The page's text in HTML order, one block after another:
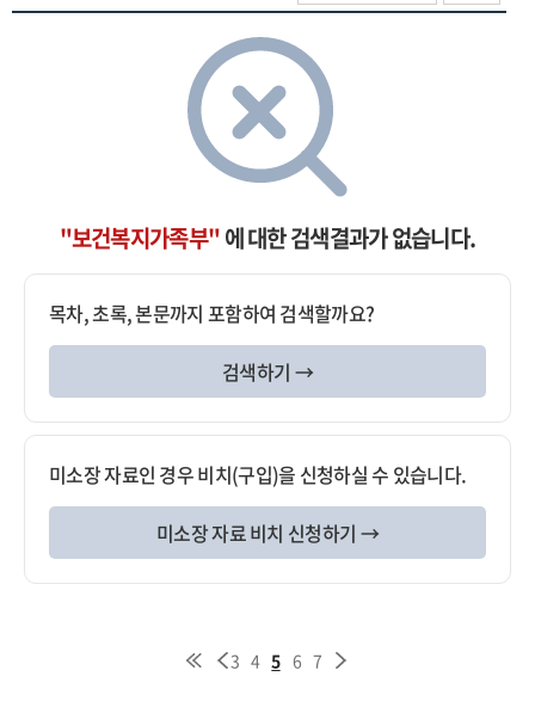
"보건복지가족부"에 대한 검색결과가 없습니다.
목차, 초록, 본문까지 포함하여 검색할까요?
검색하기 →
미소장 자료인 경우 비치(구입)을 신청하실 수 있습니다.
미소장 자료 비치 신청하기 →
3 4 5 6 7